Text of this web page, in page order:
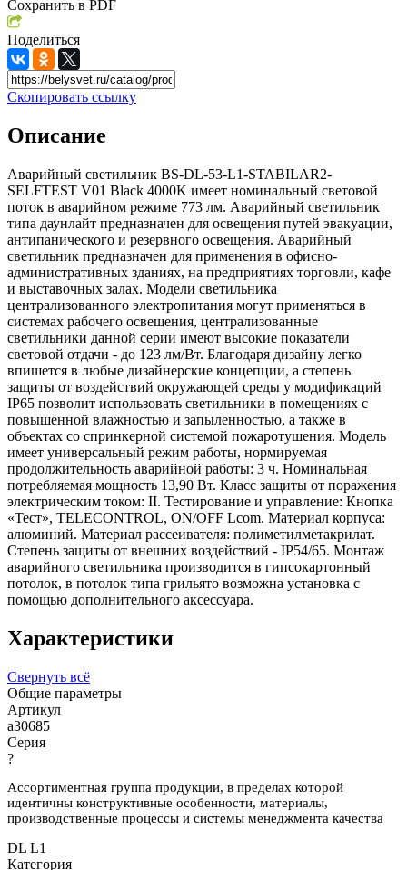
Сохранить в PDF
Поделиться
Скопировать ссылку
Описание
Аварийный светильник BS-DL-53-L1-STABILAR2-
SELFTEST V01 Black 4000K имеет номинальный световой
поток в аварийном режиме 773 лм. Аварийный светильник
типа даунлайт предназначен для освещения путей эвакуации,
антипанического и резервного освещения. Аварийный
светильник предназначен для применения в офисно-
административных зданиях, на предприятиях торговли, кафе
и выставочных залах. Модели светильника
централизованного электропитания могут применяться в
системах рабочего освещения, централизованные
светильники данной серии имеют высокие показатели
световой отдачи - до 123 лм/Вт. Благодаря дизайну легко
впишется в любые дизайнерские концепции, а степень
защиты от воздействий окружающей среды у модификаций
IP65 позволит использовать светильники в помещениях с
повышенной влажностью и запыленностью, а также в
объектах со спринкерной системой пожаротушения. Модель
имеет универсальный режим работы, нормируемая
продолжительность аварийной работы: 3 ч. Номинальная
потребляемая мощность 13,90 Вт. Класс защиты от поражения
электрическим током: II. Тестирование и управление: Кнопка
«Тест», TELECONTROL, ON/OFF Lcom. Материал корпуса:
алюминий. Материал рассеивателя: полиметилметакрилат.
Степень защиты от внешних воздействий - IP54/65. Монтаж
аварийного светильника производится в гипсокартонный
потолок, в потолок типа грильято возможна установка с
помощью дополнительного аксессуара.
Характеристики
Свернуть всё
Общие параметры
Артикул
a30685
Серия
?
Ассортиментная группа продукции, в пределах которой
идентичны конструктивные особенности, материалы,
производственные процессы и системы менеджмента качества
DL L1
Категория